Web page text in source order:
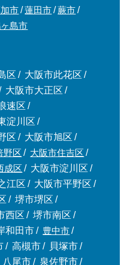
市 蓮田市
蕨市
島市
区
大阪市此花区
大阪市大正区
速区
淀川区
区
大阪市旭区
野区
大阪市住吉区
成区
大阪市淀川区
江区
大阪市平野区
堺市堺区
西区
堺市南区
和田市
豊中市
高槻市
貝塚市
八尾市 泉佐野市